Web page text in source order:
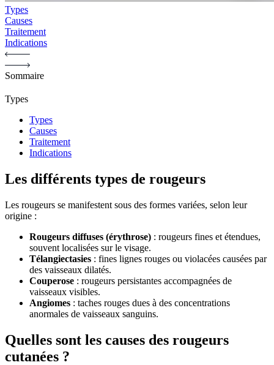
Types
Causes
Traitement
Indications
Sommaire
Types
Types
Causes
Traitement
Indications
Les différents types de rougeurs
Les rougeurs se manifestent sous des formes variées, selon leur
origine :
Rougeurs diffuses (érythrose) : rougeurs fines et étendues,
souvent localisées sur le visage.
Télangiectasies : fines lignes rouges ou violacées causées par
des vaisseaux dilatés.
Couperose : rougeurs persistantes accompagnées de
vaisseaux visibles.
Angiomes : taches rouges dues à des concentrations
anormales de vaisseaux sanguins.
Quelles sont les causes des rougeurs
cutanées ?